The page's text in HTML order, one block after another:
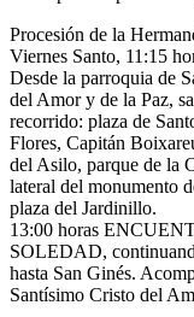
Procesión de la
Viernes Santo, 11:15
Desde la parroquia de
del Amor y de la Paz,
recorrido: plaza de
Flores, Capitán
del Asilo, parque de la
lateral del monumento
plaza del Jardinillo.
13:00 horas
SOLEDAD,
hasta San Ginés.
Santísimo Cristo del